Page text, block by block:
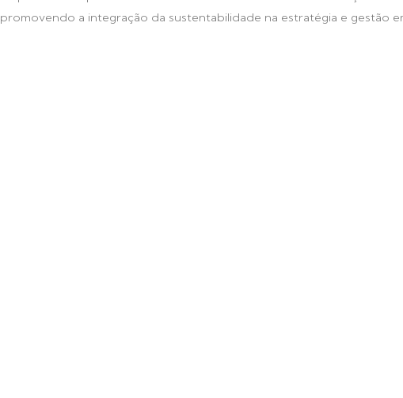
promovendo a integração da sustentabilidade na estratégia e gestão